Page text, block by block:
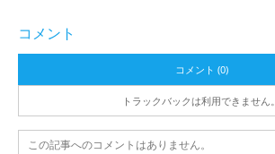
コメント
コメント (0)
トラックバックは利用できません。
この記事へのコメントはありません。